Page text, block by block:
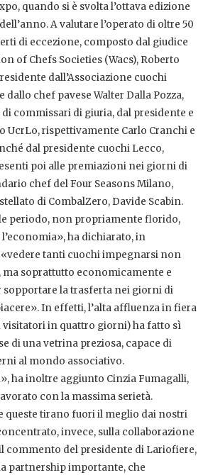
quando si è svolta l’ottava edizione
A valutare l’operato di oltre 50
di eccezione, composto dal giudice
of Chefs Societies (Wacs), Roberto
dall’Associazione cuochi
dallo chef pavese Walter Dalla Pozza,
commissari di giuria, dal presidente e
UcrLo, rispettivamente Carlo Cranchi e
dal presidente cuochi Lecco,
poi alle premiazioni nei giorni di
chef del Four Seasons Milano,
di CombalZero, Davide Scabin.
periodo, non propriamente florido,
ha dichiarato, in
tanti cuochi impegnarsi non
soprattutto economicamente e
sopportare la trasferta nei giorni di
In effetti, l’alta affluenza in fiera
visitatori in quattro giorni) ha fatto sì
di una vetrina preziosa, capace di
al mondo associativo.
ha inoltre aggiunto Cinzia Fumagalli,
con la massima serietà.
queste tirano fuori il meglio dai nostri
invece, sulla collaborazione
commento del presidente di Lariofiere,
partnership importante, che